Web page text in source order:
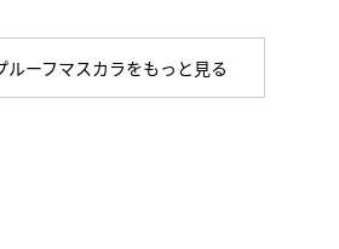
ルーフマスカラをもっと見る